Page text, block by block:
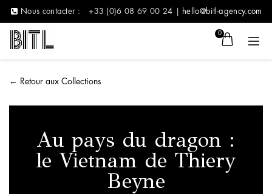
Nous contacter : +33 (0)6 08 69 00 24 | hello@bitl-agency.com
0
← Retour aux Collections
Au pays du dragon :
le Vietnam de Thiery
Beyne